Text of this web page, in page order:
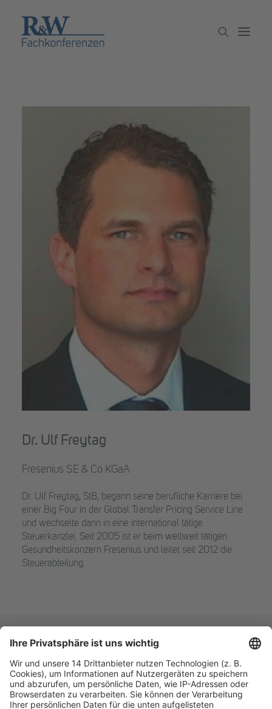
Archiv
Dr. Ulf Freytag
Fresenius SE & Co KGaA
Dr. Ulf Freytag, StB, begann seine berufliche Karriere bei
einer Big Four in der Global Transfer Pricing Service Line
und wechselte dann in eine international tätige
Steuerkanzlei. Seit 2005 ist er beim weltweit tätigen
Gesundheitskonzern Fresenius und leitet seit 2012 die
Steuerabteilung.